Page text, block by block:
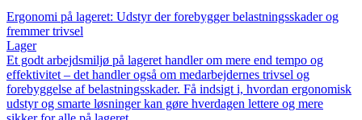
Ergonomi på lageret: Udstyr der forebygger belastningsskader og
fremmer trivsel
Lager
Et godt arbejdsmiljø på lageret handler om mere end tempo og
effektivitet – det handler også om medarbejdernes trivsel og
forebyggelse af belastningsskader. Få indsigt i, hvordan ergonomisk
udstyr og smarte løsninger kan gøre hverdagen lettere og mere